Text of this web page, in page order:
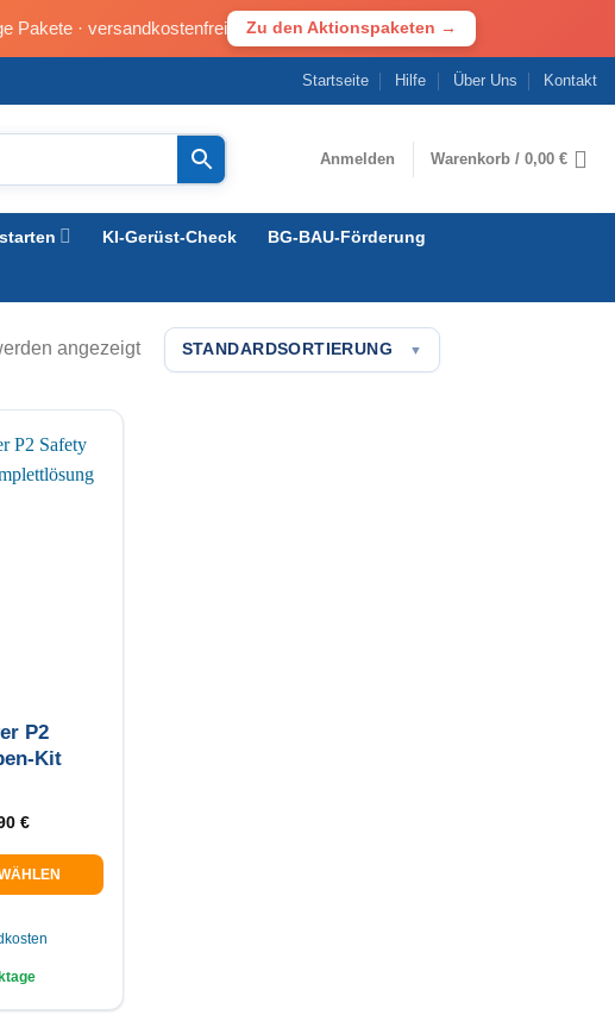
Pakete · versandkostenfrei Zu den Aktionspaketen →
Startseite Hilfe Über Uns Kontakt
Anmelden Warenkorb / 0,00 €
KI-Gerüst-Check BG-BAU-Förderung
angezeigt STANDARDSORTIERUNG ▼
P2
Kit
€